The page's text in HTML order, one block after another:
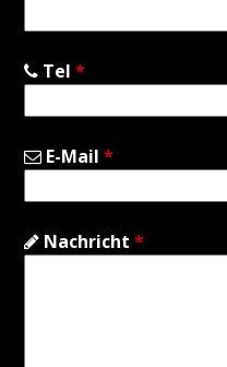
Tel*
E-Mail*
Nachricht*